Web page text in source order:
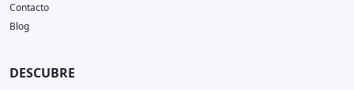
Contacto
Blog
DESCUBRE